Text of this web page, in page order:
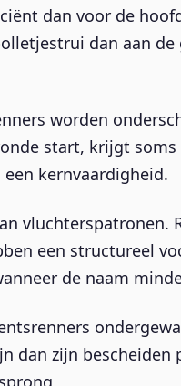
dan voor de
dan aan
worden
start, krijgt
kernvaardigheid.
vluchterspatronen.
een structureel
de naam
dan zijn